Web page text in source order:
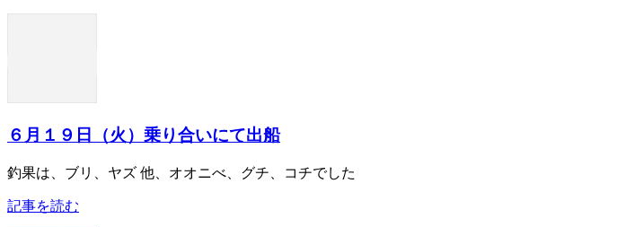
６月１９日（火）乗り合いにて出船
釣果は、ブリ、ヤズ 他、オオニべ、グチ、コチでした
記事を読む